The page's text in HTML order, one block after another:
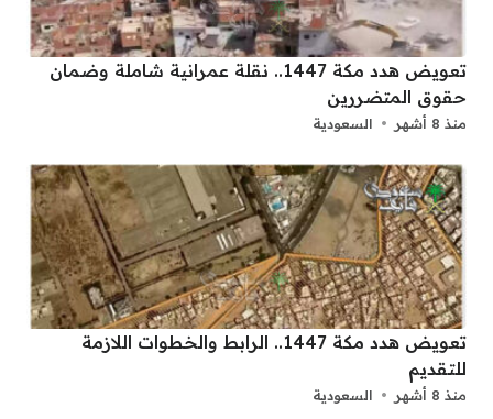
تعويض هدد مكة 1447.. نقلة عمرانية شاملة وضمان
حقوق المتضررين
منذ 8 أشهر السعودية
تعويض هدد مكة 1447.. الرابط والخطوات اللازمة
للتقديم
منذ 8 أشهر السعودية